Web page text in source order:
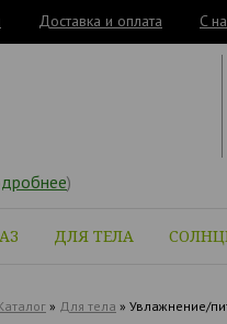
Доставка и оплата C
)
ДЛЯ ТЕЛА
» Для тела » Увлажнение/